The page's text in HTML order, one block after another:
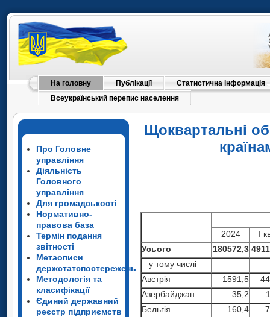
На головну Публікації
Статистична інформація
Всеукраїнський перепис населення
Про Головне
управління
Діяльність
Головного
управління
Для громадськості
Нормативно-
правова база
Термін подання
звітності
Метаописи
держстатспостережень
Методологія та
класифікації
Єдиний державний
реєстр підприємств
Щоквартальні
2024
І
Усього
180572,3
у тому числі
Австрія
1591,5
Азербайджан
35,2
Бельгія
160,4